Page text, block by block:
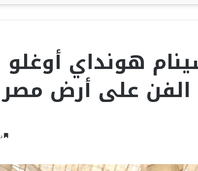
هونداي أوغلو
الفن على أرض مصر